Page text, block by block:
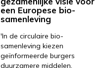
een Europese bio-
samenleving
'In de circulaire bio-
samenleving kiezen
geïnformeerde burgers
duurzamere middelen,